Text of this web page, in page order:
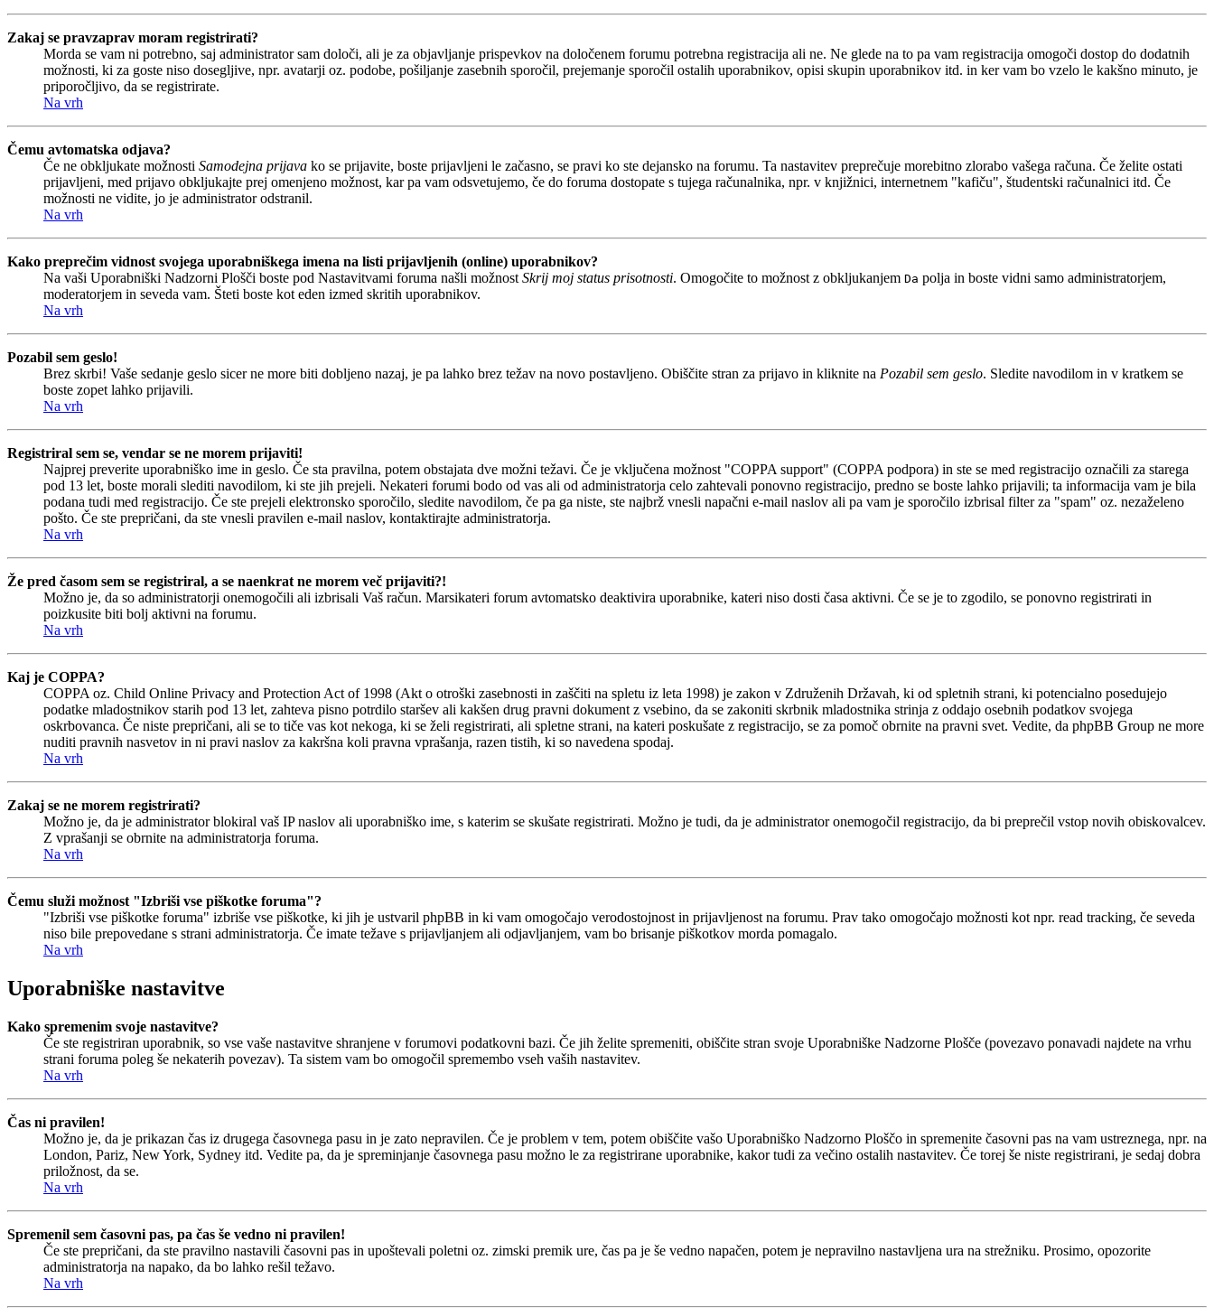
Zakaj se pravzaprav moram registrirati?
Morda se vam ni potrebno, saj administrator sam določi, ali je za objavljanje prispevkov na določenem forumu potrebna registracija ali ne. Ne glede na to pa vam registracija omogoči dostop do dodatnih
možnosti, ki za goste niso dosegljive, npr. avatarji oz. podobe, pošiljanje zasebnih sporočil, prejemanje sporočil ostalih uporabnikov, opisi skupin uporabnikov itd. in ker vam bo vzelo le kakšno minuto, je
priporočljivo, da se registrirate.
Na vrh
Čemu avtomatska odjava?
Če ne obkljukate možnosti Samodejna prijava ko se prijavite, boste prijavljeni le začasno, se pravi ko ste dejansko na forumu. Ta nastavitev preprečuje morebitno zlorabo vašega računa. Če želite ostati
prijavljeni, med prijavo obkljukajte prej omenjeno možnost, kar pa vam odsvetujemo, če do foruma dostopate s tujega računalnika, npr. v knjižnici, internetnem "kafiču", študentski računalnici itd. Če
možnosti ne vidite, jo je administrator odstranil.
Na vrh
Kako preprečim vidnost svojega uporabniškega imena na listi prijavljenih (online) uporabnikov?
Na vaši Uporabniški Nadzorni Plošči boste pod Nastavitvami foruma našli možnost Skrij moj status prisotnosti. Omogočite to možnost z obkljukanjem Da polja in boste vidni samo administratorjem,
moderatorjem in seveda vam. Šteti boste kot eden izmed skritih uporabnikov.
Na vrh
Pozabil sem geslo!
Brez skrbi! Vaše sedanje geslo sicer ne more biti dobljeno nazaj, je pa lahko brez težav na novo postavljeno. Obiščite stran za prijavo in kliknite na Pozabil sem geslo. Sledite navodilom in v kratkem se
boste zopet lahko prijavili.
Na vrh
Registriral sem se, vendar se ne morem prijaviti!
Najprej preverite uporabniško ime in geslo. Če sta pravilna, potem obstajata dve možni težavi. Če je vključena možnost "COPPA support" (COPPA podpora) in ste se med registracijo označili za starega
pod 13 let, boste morali slediti navodilom, ki ste jih prejeli. Nekateri forumi bodo od vas ali od administratorja celo zahtevali ponovno registracijo, predno se boste lahko prijavili; ta informacija vam je bila
podana tudi med registracijo. Če ste prejeli elektronsko sporočilo, sledite navodilom, če pa ga niste, ste najbrž vnesli napačni e-mail naslov ali pa vam je sporočilo izbrisal filter za "spam" oz. nezaželeno
pošto. Če ste prepričani, da ste vnesli pravilen e-mail naslov, kontaktirajte administratorja.
Na vrh
Že pred časom sem se registriral, a se naenkrat ne morem več prijaviti?!
Možno je, da so administratorji onemogočili ali izbrisali Vaš račun. Marsikateri forum avtomatsko deaktivira uporabnike, kateri niso dosti časa aktivni. Če se je to zgodilo, se ponovno registrirati in
poizkusite biti bolj aktivni na forumu.
Na vrh
Kaj je COPPA?
COPPA oz. Child Online Privacy and Protection Act of 1998 (Akt o otroški zasebnosti in zaščiti na spletu iz leta 1998) je zakon v Združenih Državah, ki od spletnih strani, ki potencialno posedujejo
podatke mladostnikov starih pod 13 let, zahteva pisno potrdilo staršev ali kakšen drug pravni dokument z vsebino, da se zakoniti skrbnik mladostnika strinja z oddajo osebnih podatkov svojega
oskrbovanca. Če niste prepričani, ali se to tiče vas kot nekoga, ki se želi registrirati, ali spletne strani, na kateri poskušate z registracijo, se za pomoč obrnite na pravni svet. Vedite, da phpBB Group ne more
nuditi pravnih nasvetov in ni pravi naslov za kakršna koli pravna vprašanja, razen tistih, ki so navedena spodaj.
Na vrh
Zakaj se ne morem registrirati?
Možno je, da je administrator blokiral vaš IP naslov ali uporabniško ime, s katerim se skušate registrirati. Možno je tudi, da je administrator onemogočil registracijo, da bi preprečil vstop novih obiskovalcev.
Z vprašanji se obrnite na administratorja foruma.
Na vrh
Čemu služi možnost "Izbriši vse piškotke foruma"?
"Izbriši vse piškotke foruma" izbriše vse piškotke, ki jih je ustvaril phpBB in ki vam omogočajo verodostojnost in prijavljenost na forumu. Prav tako omogočajo možnosti kot npr. read tracking, če seveda
niso bile prepovedane s strani administratorja. Če imate težave s prijavljanjem ali odjavljanjem, vam bo brisanje piškotkov morda pomagalo.
Na vrh
Uporabniške nastavitve
Kako spremenim svoje nastavitve?
Če ste registriran uporabnik, so vse vaše nastavitve shranjene v forumovi podatkovni bazi. Če jih želite spremeniti, obiščite stran svoje Uporabniške Nadzorne Plošče (povezavo ponavadi najdete na vrhu
strani foruma poleg še nekaterih povezav). Ta sistem vam bo omogočil spremembo vseh vaših nastavitev.
Na vrh
Čas ni pravilen!
Možno je, da je prikazan čas iz drugega časovnega pasu in je zato nepravilen. Če je problem v tem, potem obiščite vašo Uporabniško Nadzorno Ploščo in spremenite časovni pas na vam ustreznega, npr. na
London, Pariz, New York, Sydney itd. Vedite pa, da je spreminjanje časovnega pasu možno le za registrirane uporabnike, kakor tudi za večino ostalih nastavitev. Če torej še niste registrirani, je sedaj dobra
priložnost, da se.
Na vrh
Spremenil sem časovni pas, pa čas še vedno ni pravilen!
Če ste prepričani, da ste pravilno nastavili časovni pas in upoštevali poletni oz. zimski premik ure, čas pa je še vedno napačen, potem je nepravilno nastavljena ura na strežniku. Prosimo, opozorite
administratorja na napako, da bo lahko rešil težavo.
Na vrh